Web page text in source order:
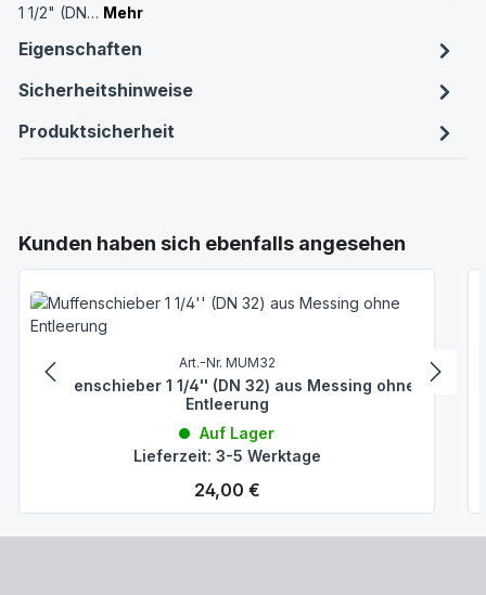
1 1/2" (DN… Mehr
Eigenschaften
Sicherheitshinweise
Produktsicherheit
Produktgalerie überspringen
Kunden haben sich ebenfalls angesehen
Art.-Nr. MUM32
Muffenschieber 1 1/4'' (DN 32) aus Messing ohne
Entleerung
Auf Lager
Lieferzeit: 3-5 Werktage
Regulärer Preis:
24,00 €